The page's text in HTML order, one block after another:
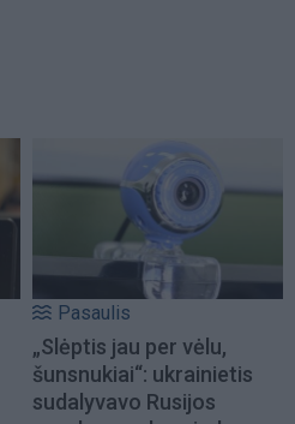
Pasaulis
„Slėptis jau per vėlu,
šunsnukiai“: ukrainietis
sudalyvavo Rusijos